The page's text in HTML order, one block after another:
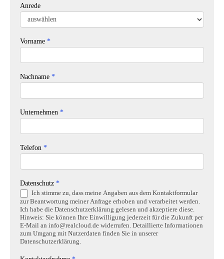
Anrede
Vorname *
Nachname *
Unternehmen *
Telefon *
Datenschutz *
zur Beantwortung meiner Anfrage erhoben und verarbeitet werden.
Ich habe die Datenschutzerklärung gelesen und akzeptiere diese.
Hinweis: Sie können Ihre Einwilligung jederzeit für die Zukunft per
E-Mail an info@realcloud.de widerrufen. Detaillierte Informationen
zum Umgang mit Nutzerdaten finden Sie in unserer
Datenschutzerklärung.